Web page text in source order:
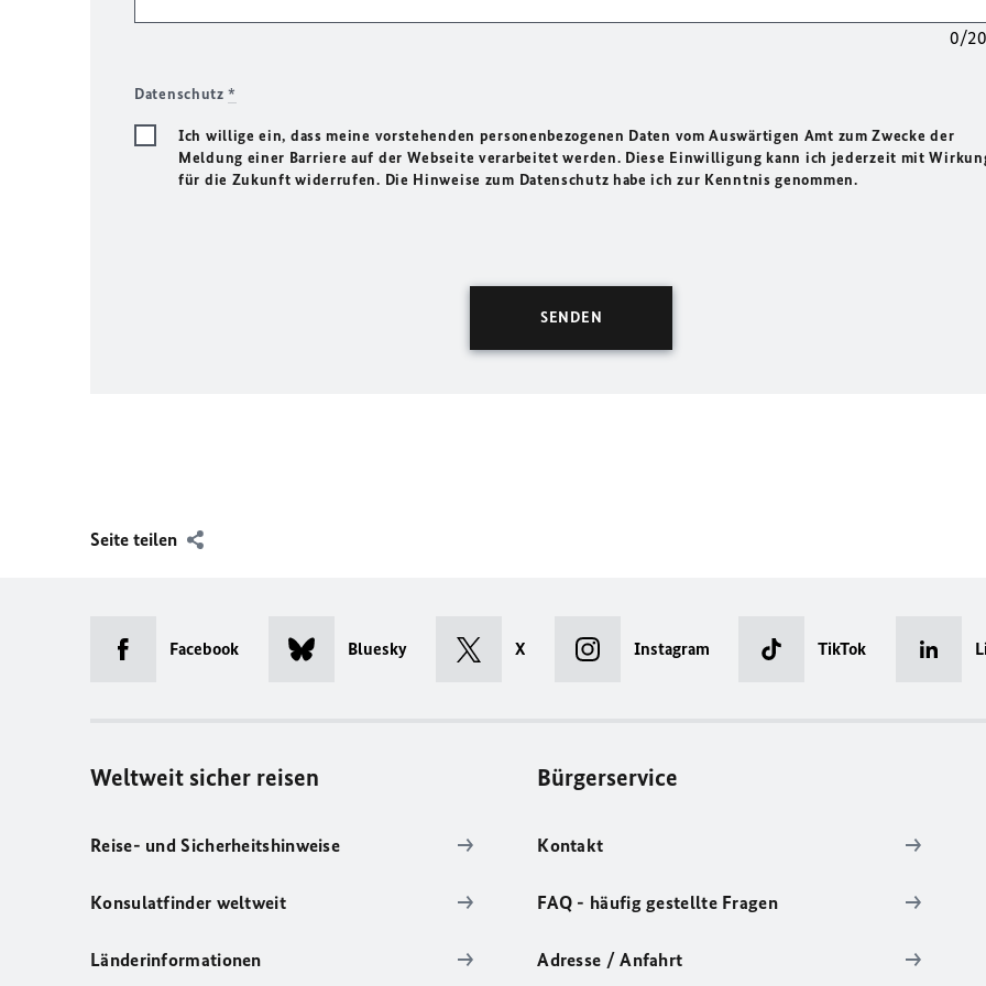
0/
Datenschutz*
Ich willige ein, dass meine vorstehenden personenbezogenen Daten vom Auswärtigen Amt zum Zwecke der
Meldung einer Barriere auf der Webseite verarbeitet werden. Diese Einwilligung kann ich jederzeit mit
für die Zukunft widerrufen. Die Hinweise zum Datenschutz habe ich zur Kenntnis genommen.
Seite teilen
Facebook Bluesky X Instagram TikTok
Weltweit sicher reisen
Reise- und Sicherheitshinweise
Konsulatfinder weltweit
Länderinformationen
Bürgerservice
Kontakt
FAQ - häufig gestellte Fragen
Adresse / Anfahrt